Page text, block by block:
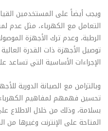
ويجب أيضاً على المستخدمين
التعامل مع الكهرباء، مثل عدم
الرطبة، وعدم ترك الأجهزة
توصيل الأجهزة ذات القدرة
الإجراءات الأساسية التي تساعد
وبالتزامن مع الصيانة الدورية
تحسين فهمهم لمفاهيم الكهرباء
بسلامة، وذلك من خلال الاطلاع
المتاحة على الإنترنت وغيرها من